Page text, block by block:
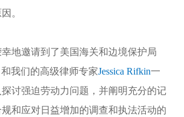
。
地邀请到了美国海关和边境保护局
和我们的高级律师专家Jessica Rifkin一
讨强迫劳动力问题，并阐明充分的记
和应对日益增加的调查和执法活动的